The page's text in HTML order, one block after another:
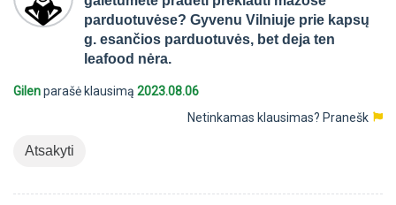
parduotuvėse? Gyvenu Vilniuje prie kapsų
g. esančios parduotuvės, bet deja ten
leafood nėra.
Gilenparašė klausimą 2023.08.06
Netinkamas klausimas? Pranešk
Atsakyti